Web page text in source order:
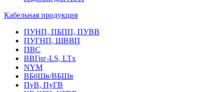
Кабельная продукция
ПУНП, ПБПП, ПУВВ
ПУГНП, ШВВП
ПВС
ВВГнг-LS, LTx
NYM
ВБбШв/ВБШв
ПуВ, ПуГВ